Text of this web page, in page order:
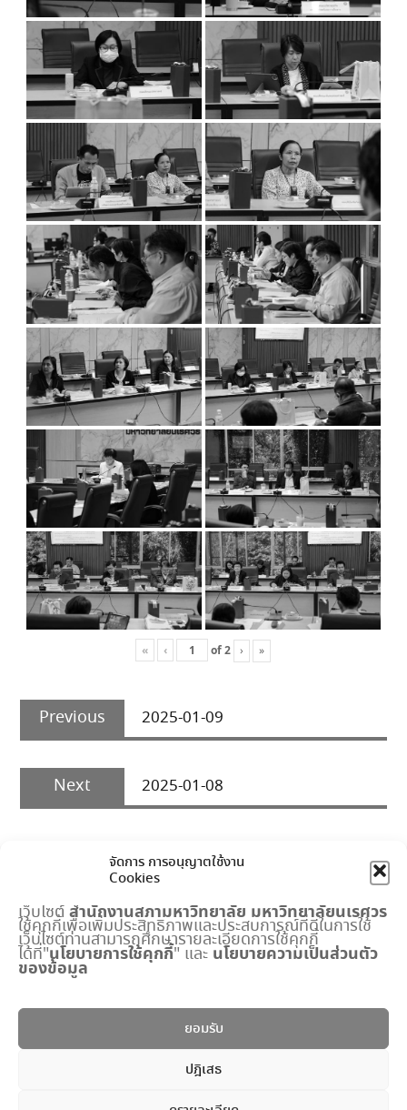
จัดการ การอนุญาตใช้งาน
Cookies
เว็บไซต์สำนักงานสภามหาวิทยาลัย มหาวิทยาลัยนเรศวร
ใช้คุกกี้เพื่อเพิ่มประสิทธิภาพและประสบการณ์ที่ดีในการใช้
เว็บไซต์ท่านสามารถศึกษารายละเอียดการใช้คุกกี้
ได้ที่"นโยบายการใช้คุกกี้" และ นโยบายความเป็นส่วนตัว
ของข้อมูล
ยอมรับ
ปฎิเสธ
« ‹ of2 › »
Post
navigation
Previous
Previous
post:
2025-01-09
Next
Next
post:
2025-01-08
เมนูด่วน
กำหนดการประชุมสภามหาวิทยาลัย
พระราชบัญญัติ มหาวิทยาลัยนเรศวร
ปริญญาดุษฎีบัณฑิตกิตติมศักดิ์